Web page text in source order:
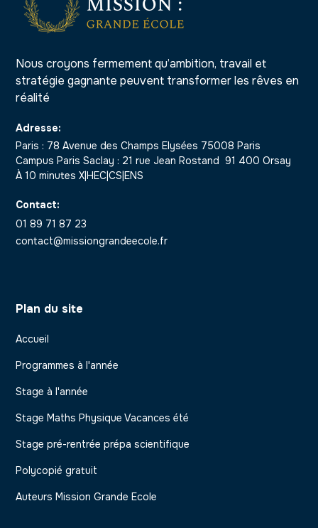
Nous croyons fermement qu’ambition, travail et
stratégie gagnante peuvent transformer les rêves en
réalité
Adresse:
Paris : 78 Avenue des Champs Elysées 75008 Paris
Campus Paris Saclay : 21 rue Jean Rostand 91 400 Orsay
À 10 minutes X|HEC|CS|ENS
Contact:
01 89 71 87 23
contact@missiongrandeecole.fr
Plan du site
Accueil
Programmes à l'année
Stage à l'année
Stage Maths Physique Vacances été
Stage pré-rentrée prépa scientifique
Polycopié gratuit
Auteurs Mission Grande Ecole